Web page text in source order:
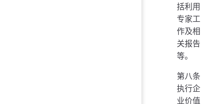
括利用
专家工
作及相
关报告
等。
第八条
执行企
业价值